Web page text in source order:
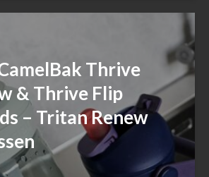
Thrive
& Thrive Flip
– Tritan Renew